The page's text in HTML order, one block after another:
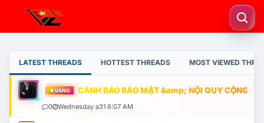
LATEST THREADS HOTTEST THREADS MOST VIEWED
VÀNG CẢNH BÁO BẢO MẬT &amp; NỘI QUY CỘNG
0 Wednesday a31 6:07 AM